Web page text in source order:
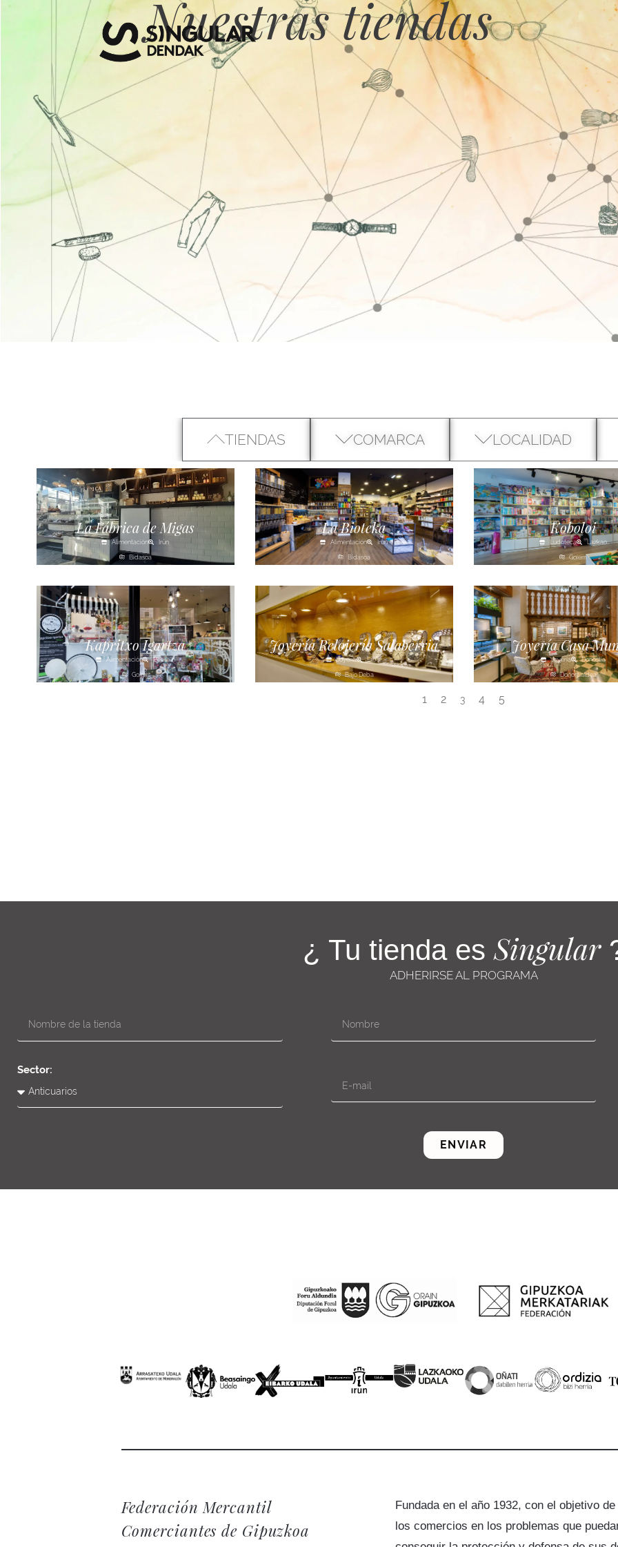
Nuestras tiendas
TIENDAS COMARCA LOCALIDAD
La Fábrica de Migas
Alimentación Irún
Bidasoa
La Bioteka
Alimentación Irún
Bidasoa
Koboloi
Ludoteca Lazkao
Goierri
Kapritxo Igartza
Alimentación Beasain
Goierri
Joyería Relojería Salaberria
Joyería Eibar
Bajo Deba
Joyería Casa
Joyería Donostia
Donostialdea
1 2 3 4 5
¿ Tu tienda esSingular
ADHERIRSE AL PROGRAMA
Sector:
ENVIAR
Federación Mercantil
Comerciantes de Gipuzkoa
Fundada en el año 1932, con el objetivo
los comercios en los problemas que